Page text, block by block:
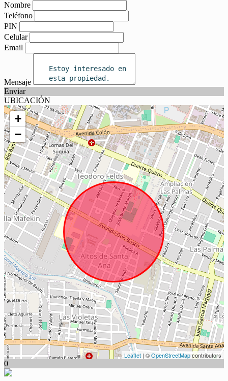
Nombre
Teléfono
PIN
Celular
Email
Mensaje
Enviar
UBICACIÓN
+
−
Leaflet | ©OpenStreetMapcontributors
0